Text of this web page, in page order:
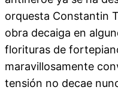
orquesta Constantin
obra decaiga en
florituras de
maravillosamente
tensión no decae